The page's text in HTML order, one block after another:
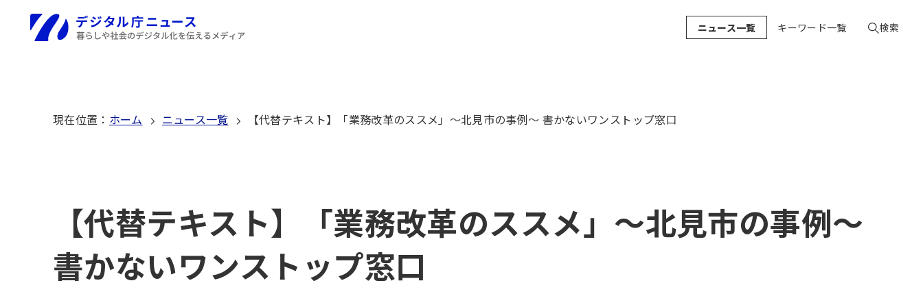
ニュース一覧 キーワード一覧 検索
現在位置 ： ホーム ニュース一覧 【代替テキスト】「業務改革のススメ」～北見市の事例～ 書かないワンストップ窓口
【代替テキスト】「業務改革のススメ」～北見市の事例～
書かないワンストップ窓口